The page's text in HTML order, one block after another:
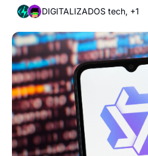
DIGITALIZADOS tech, +1